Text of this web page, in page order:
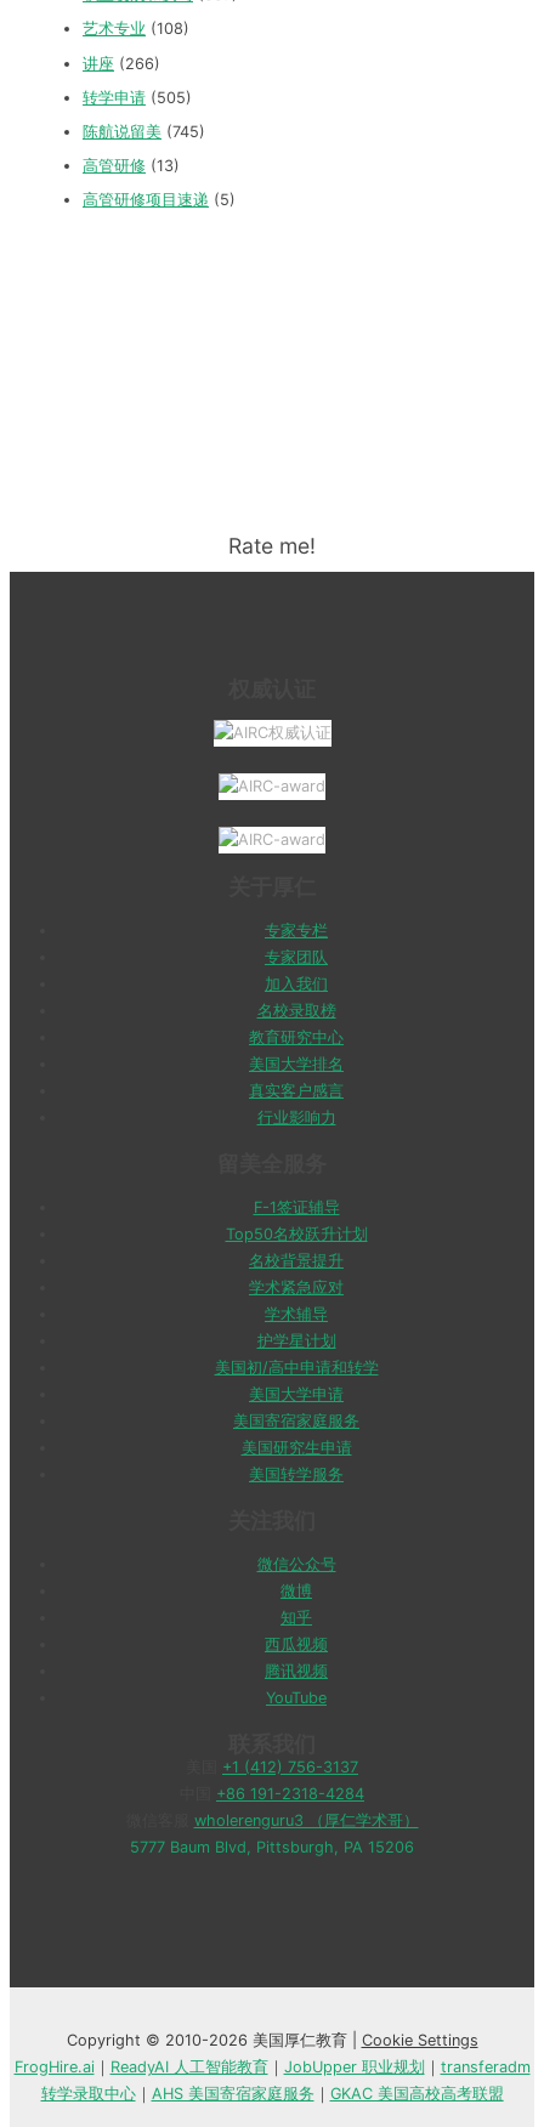
艺术专业 (108)
讲座 (266)
转学申请 (505)
陈航说留美 (745)
高管研修 (13)
高管研修项目速递 (5)
Rate me!
专家专栏
专家团队
加入我们
名校录取榜
教育研究中心
美国大学排名
真实客户感言
行业影响力
F-1签证辅导
Top50名校跃升计划
名校背景提升
学术紧急应对
学术辅导
护学星计划
美国初/高中申请和转学
美国大学申请
美国寄宿家庭服务
美国研究生申请
美国转学服务
微信公众号
微博
知乎
西瓜视频
腾讯视频
YouTube
+1 (412) 756-3137
+86 191-2318-4284
wholerenguru3 （厚仁学术哥）
5777 Baum Blvd, Pittsburgh, PA 15206
Copyright © 2010-2026 美国厚仁教育 | Cookie Settings
FrogHire.ai｜ ReadyAI 人工智能教育｜ JobUpper 职业规划 ｜ transferadm
转学录取中心｜ AHS 美国寄宿家庭服务 ｜ GKAC 美国高校高考联盟